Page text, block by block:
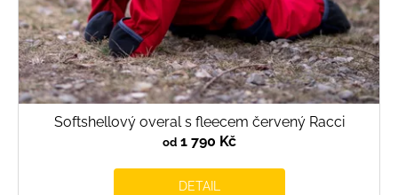
t
ů
Softshellový overal s fleecem červený Racci
od1 790 Kč
DETAIL